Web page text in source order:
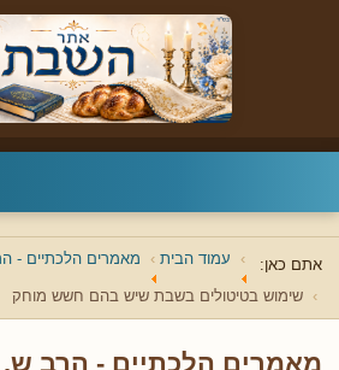
אתם כאן: עמוד הבית מאמרים הלכתיים -
שימוש בטיטולים בשבת שיש בהם חשש מוחק
מאמרים הלכתיים - הרב ש.